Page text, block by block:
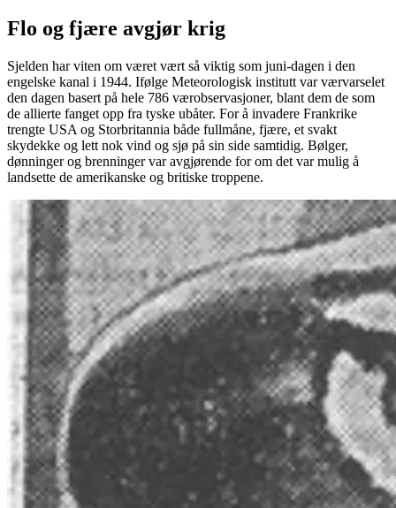
Flo og fjære avgjør krig
Sjelden har viten om været vært så viktig som juni-dagen i den
engelske kanal i 1944. Ifølge Meteorologisk institutt var værvarselet
den dagen basert på hele 786 værobservasjoner, blant dem de som
de allierte fanget opp fra tyske ubåter. For å invadere Frankrike
trengte USA og Storbritannia både fullmåne, fjære, et svakt
skydekke og lett nok vind og sjø på sin side samtidig. Bølger,
dønninger og brenninger var avgjørende for om det var mulig å
landsette de amerikanske og britiske troppene.